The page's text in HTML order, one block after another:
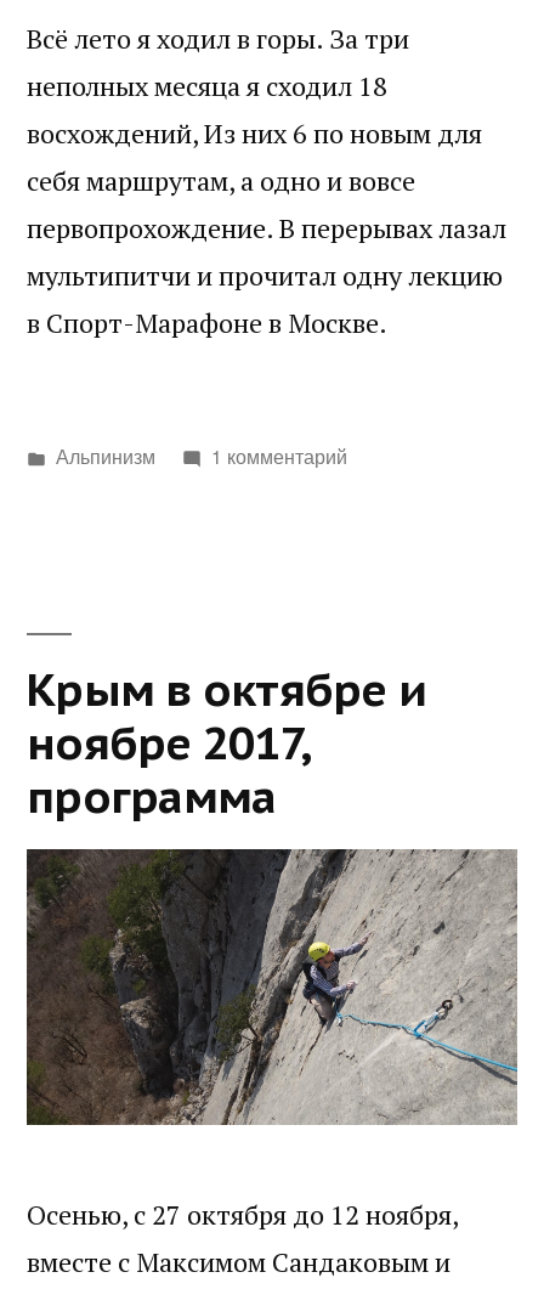
Всё лето я ходил в горы. За три
неполных месяца я сходил 18
восхождений, Из них 6 по новым для
себя маршрутам, а одно и вовсе
первопрохождение. В перерывах лазал
мультипитчи и прочитал одну лекцию
в Спорт-Марафоне в Москве.
Написано
Альпинизм 1 комментарий
Крым в октябре и
ноябре 2017,
программа
Осенью, с 27 октября до 12 ноября,
вместе с Максимом Сандаковым и